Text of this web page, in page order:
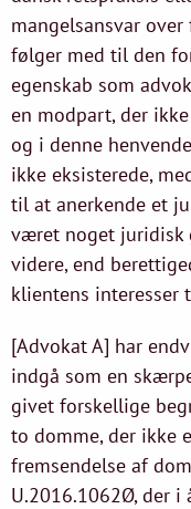
mangelsansvar
følger med til den
egenskab som
en modpart, der
og i denne
ikke eksisterede,
til at anerkende et
været noget juridisk
videre, end
klientens interesser
[Advokat A] har
indgå som en
givet forskellige
to domme, der ikke
fremsendelse af
U.2016.1062Ø, der